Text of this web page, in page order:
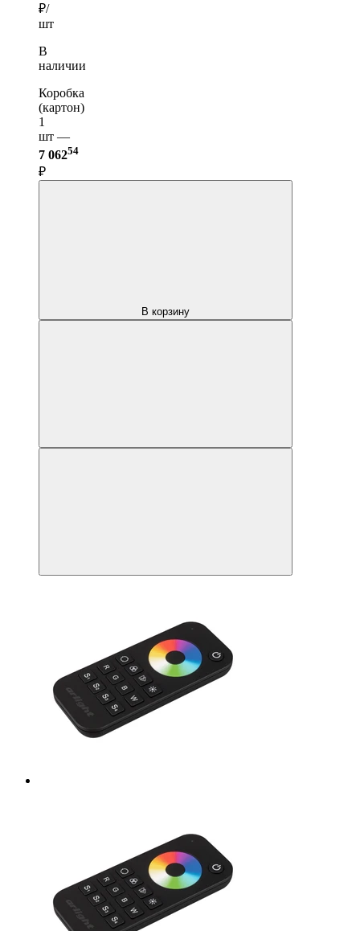
₽/
шт
В
наличии
Коробка
(картон)
1
шт —
7 06254
₽
В корзину